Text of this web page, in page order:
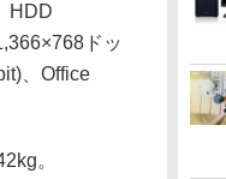
HDD
ドッ
、Office
。